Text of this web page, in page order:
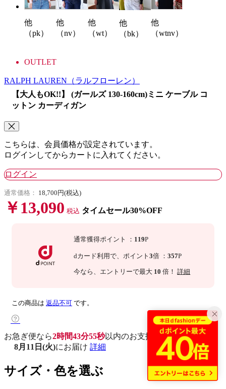
他
（pk）
他
（nv）
他
（wt）
他
（bk）
他
（wtnv）
OUTLET
RALPH LAUREN （ラルフローレン）
【大人もOK!!】 (ガールズ 130-160cm)ミニ ケーブル コ
ットン カーディガン
こちらは、会員価格が設定されています。
ログインしてからカートに入れてください。
ログイン
通常価格： 18,700円(税込)
￥13,090 税込 タイムセール30%OFF
通常獲得ポイント ： 119P
dカード利用で、 ポイント3倍 ：357P
今なら 、エントリーで最大 10 倍！詳細
この商品は 返品不可 です。
お急ぎ便なら2時間43分54秒以内のお支払いで
8月11日(火)にお届け 詳細
サイズ・色を選ぶ